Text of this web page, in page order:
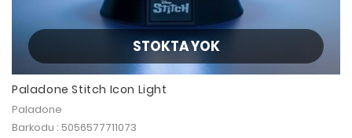
STOKTA YOK
Paladone Stitch Icon Light
Paladone
Barkodu : 5056577711073